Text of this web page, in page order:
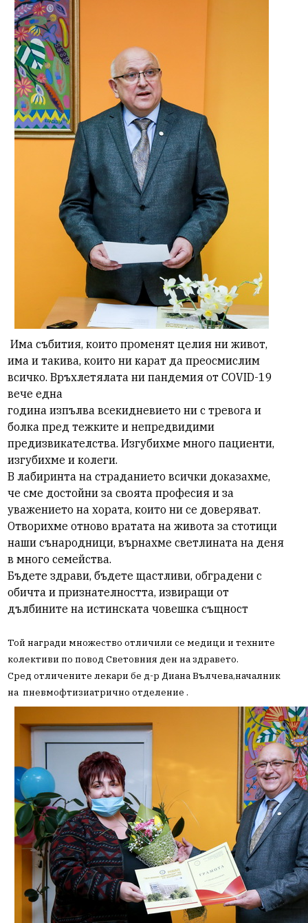
Има събития, които променят целия ни живот,
има и такива, които ни карат да преосмислим
всичко. Връхлетялата ни пандемия от COVID-19
вече една
година изпълва всекидневието ни с тревога и
болка пред тежките и непредвидими
предизвикателства. Изгубихме много пациенти,
изгубихме и колеги.
В лабиринта на страданието всички доказахме,
че сме достойни за своята професия и за
уважението на хората, които ни се доверяват.
Отворихме отново вратата на живота за стотици
наши сънародници, върнахме светлината на деня
в много семейства.
Бъдете здрави, бъдете щастливи, обградени с
обичта и признателността, извиращи от
дълбините на истинската човешка същност
Той награди множество отличили се медици и техните
колективи по повод Световния ден на здравето.
Сред отличените лекари бе д-р Диана Вълчева,началник
на пневмофтизиатрично отделение .